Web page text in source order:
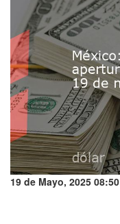
19 de Mayo, 2025 08:50